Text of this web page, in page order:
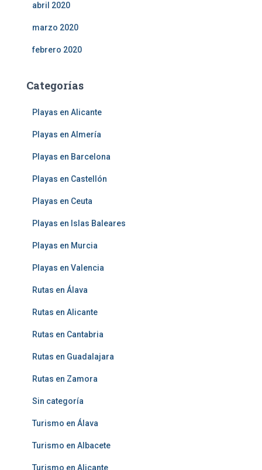
abril 2020
marzo 2020
febrero 2020
Categorías
Playas en Alicante
Playas en Almería
Playas en Barcelona
Playas en Castellón
Playas en Ceuta
Playas en Islas Baleares
Playas en Murcia
Playas en Valencia
Rutas en Álava
Rutas en Alicante
Rutas en Cantabria
Rutas en Guadalajara
Rutas en Zamora
Sin categoría
Turismo en Álava
Turismo en Albacete
Turismo en Alicante